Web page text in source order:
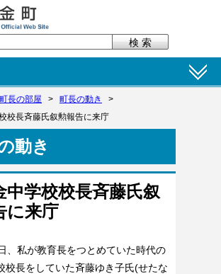
町長の部屋 > 町長の動き
>
校長斉藤氏叙勲報告に来庁
動き
中学校校長斉藤氏叙
に来庁
、私が教育長をつとめていた時代の
校長をしていた斉藤ゆき子氏(せたな